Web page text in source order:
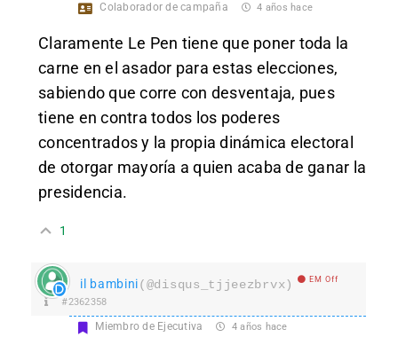
Colaborador de campaña 4 años hace
Claramente Le Pen tiene que poner toda la
carne en el asador para estas elecciones,
sabiendo que corre con desventaja, pues
tiene en contra todos los poderes
concentrados y la propia dinámica electoral
de otorgar mayoría a quien acaba de ganar la
presidencia.
1
il bambini(@disqus_tjjeezbrvx) EM Off
#2362358
Miembro de Ejecutiva 4 años hace